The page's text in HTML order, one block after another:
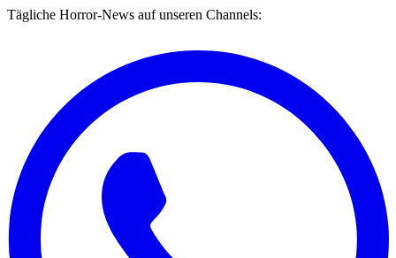
Tägliche Horror-News auf unseren Channels: